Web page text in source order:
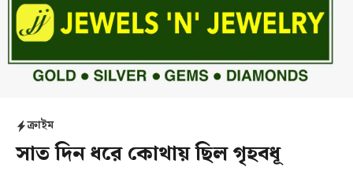
ক্রাইম
সাত দিন ধরে কোথায় ছিল গৃহবধূ